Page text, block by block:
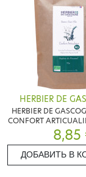
HERBIER DE
HERBIER DE
CONFORT
8,85
ДОБАВИТЬ В